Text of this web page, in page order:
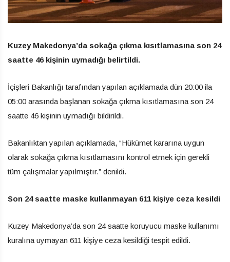
Kuzey Makedonya’da sokağa çıkma kısıtlamasına son 24
saatte 46 kişinin uymadığı belirtildi.
İçişleri Bakanlığı tarafından yapılan açıklamada dün 20:00 ila
05:00 arasında başlanan sokağa çıkma kısıtlamasına son 24
saatte 46 kişinin uymadığı bildirildi.
Bakanlıktan yapılan açıklamada, “Hükümet kararına uygun
olarak sokağa çıkma kısıtlamasını kontrol etmek için gerekli
tüm çalışmalar yapılmıştır.” denildi.
Son 24 saatte maske kullanmayan 611 kişiye ceza kesildi
Kuzey Makedonya’da son 24 saatte koruyucu maske kullanımı
kuralına uymayan 611 kişiye ceza kesildiği tespit edildi.